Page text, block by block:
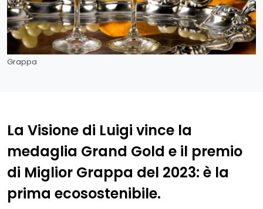
Grappa
La Visione di Luigi vince la
medaglia Grand Gold e il premio
di Miglior Grappa del 2023: è la
prima ecosostenibile.